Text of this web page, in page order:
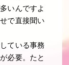
いんですよ
で直接聞い
ている事務
必要。たと